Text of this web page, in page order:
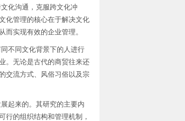
化沟通，克服跨文化冲
化管理的核心在于解决文化
实现有效的企业管理。
不同文化背景下的人进行
。无论是古代的商贸往来还
交流方式、风俗习俗以及宗
起来的。其研究的主要内
行的组织结构和管理机制，